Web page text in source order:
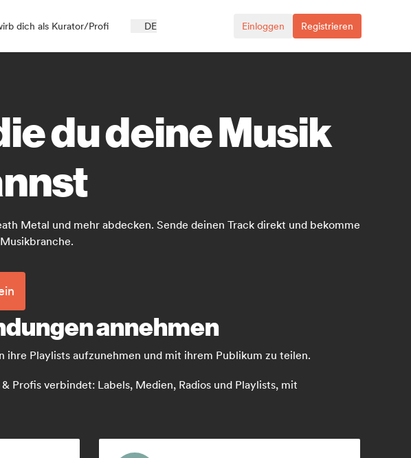
dich als Kurator/Profi DE Einloggen Registrieren
du deine Musik
Metal und mehr abdecken. Sende deinen Track direkt und bekomme
annehmen
ihre Playlists aufzunehmen und mit ihrem Publikum zu teilen.
Profis verbindet: Labels, Medien, Radios und Playlists, mit